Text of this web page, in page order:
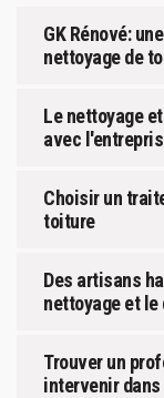
GK Rénové:
nettoyage de
Le nettoyage
avec
Choisir un
toiture
Des artisans
nettoyage et
Trouver un
intervenir